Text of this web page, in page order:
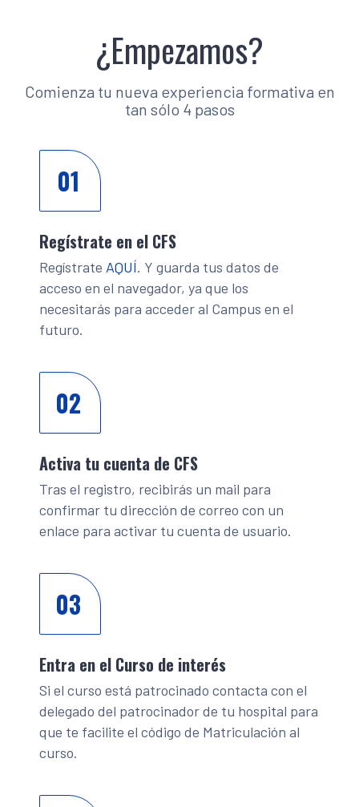
¿Empezamos?
Comienza tu nueva experiencia formativa en
tan sólo 4 pasos
01
Regístrate en el CFS
Regístrate AQUÍ. Y guarda tus datos de
acceso en el navegador, ya que los
necesitarás para acceder al Campus en el
futuro.
02
Activa tu cuenta de CFS
Tras el registro, recibirás un mail para
confirmar tu dirección de correo con un
enlace para activar tu cuenta de usuario.
03
Entra en el Curso de interés
Si el curso está patrocinado contacta con el
delegado del patrocinador de tu hospital para
que te facilite el código de Matriculación al
curso.